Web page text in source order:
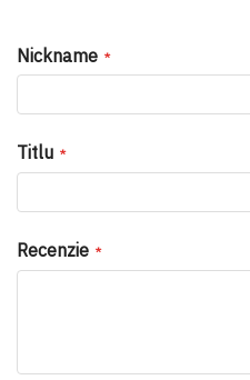
Nickname
Titlu
Recenzie